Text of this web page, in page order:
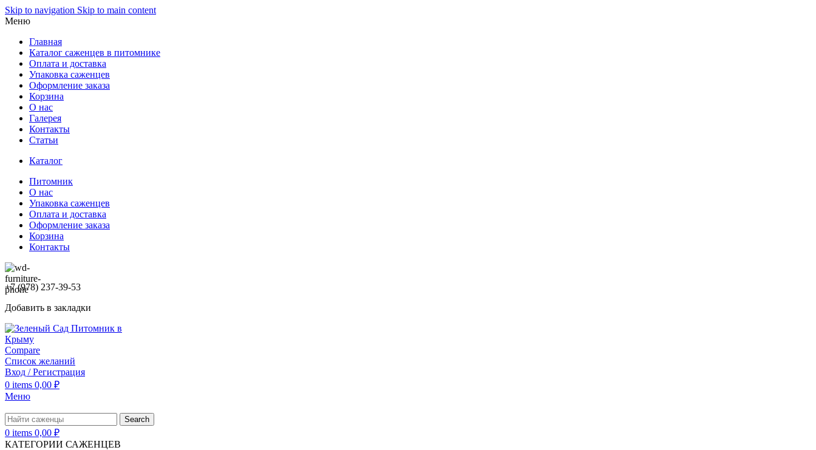
Skip to navigation Skip to main content
Меню
Главная
Каталог саженцев в питомнике
Оплата и доставка
Упаковка саженцев
Оформление заказа
Корзина
О нас
Галерея
Контакты
Статьи
Каталог
Питомник
О нас
Упаковка саженцев
Оплата и доставка
Оформление заказа
Корзина
Контакты
+7 (978) 237-39-53
Добавить в закладки
Compare
Список желаний
Вход / Регистрация
0 items 0,00 ₽
Меню
Search
0 items 0,00 ₽
КАТЕГОРИИ САЖЕНЦЕВ